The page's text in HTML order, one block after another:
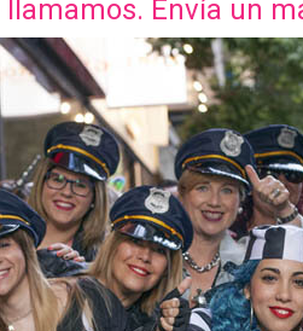
Envía un